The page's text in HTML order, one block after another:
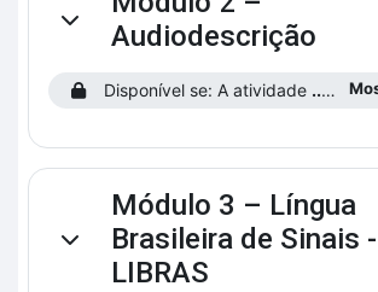
ContrairAudiodescrição
Disponível se: A atividade ...preencha o Perfil do Estudante!
Contrair
Módulo 3 – Língua
Brasileira de Sinais -
LIBRAS